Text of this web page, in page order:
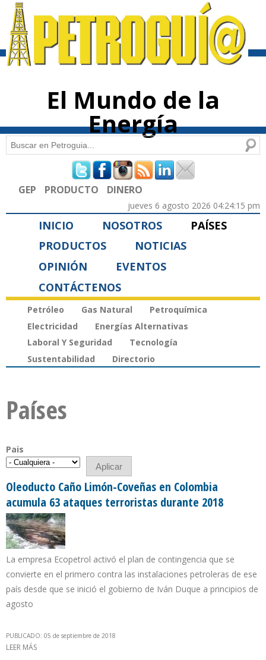
contenido
El Mundo de la
Energía
Formulario de búsqueda
Buscar
GEP PRODUCTO DINERO
jueves 6 agosto 2026 04:24:15 pm
INICIO NOSOTROS
PAÍSES
PRODUCTOS
NOTICIAS
OPINIÓN
EVENTOS
CONTÁCTENOS
Petróleo Gas Natural
Petroquímica
Electricidad
Energías Alternativas
Laboral Y Seguridad
Tecnología
Sustentabilidad
Directorio
Países
Pais
Oleoducto Caño Limón-Coveñas en Colombia
acumula 63 ataques terroristas durante 2018
La empresa Ecopetrol activó el plan de contingencia que se
convierte en el primero contra las instalaciones petroleras de ese
país desde que se inició el gobierno de Iván Duque a principios de
agosto
PUBLICADO: 05 de septiembre de 2018
LEER MÁS